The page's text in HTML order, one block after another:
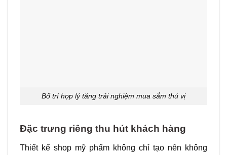
Bố trí hợp lý tăng trải nghiệm mua sắm thú vị
Đặc trưng riêng thu hút khách hàng
Thiết kế shop mỹ phẩm không chỉ tạo nên không